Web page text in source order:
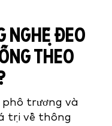
NGHỆ ĐEO
THEO
trương và
trị về thông